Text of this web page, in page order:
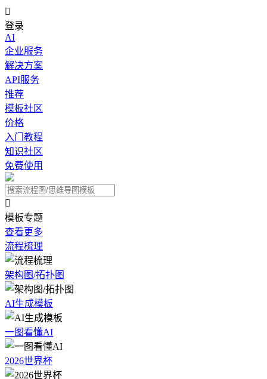

登录
AI
企业服务
解决方案
API服务
推荐
模板社区
价格
入门教程
知识社区
免费使用

模板专题
查看更多
流程梳理
架构图/拓扑图
AI生成模板
一图看懂AI
2026世界杯